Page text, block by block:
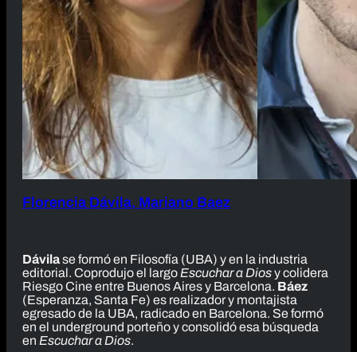
Florencia Dávila, Mariano Baez
Dávilase formó en Filosofía (UBA) y en la industria
editorial. Coprodujo el largo Escuchar a Diosy colidera
Riesgo Cine entre Buenos Aires y Barcelona. Báez
(Esperanza, Santa Fe) es realizador y montajista
egresado de la UBA, radicado en Barcelona. Se formó
en el underground porteño y consolidó esa búsqueda
en Escuchar a Dios.